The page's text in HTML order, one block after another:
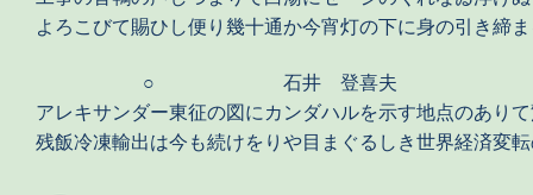
よろこびて賜ひし便り幾十通か今宵灯の下に身の引き締
○
石井 登喜夫
アレキサンダー東征の図にカンダハルを示す地点のあり
残飯冷凍輸出は今も続けをりや目まぐるしき世界経済変